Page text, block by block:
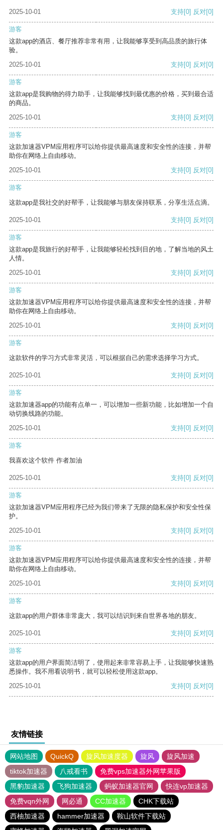
2025-10-01 支持[0] 反对[0]
游客
这款app的酒店、餐厅推荐非常有用，让我能够享受到高品质的旅行体
验。
2025-10-01
支持[0] 反对[0]
游客
这款app是我购物的得力助手，让我能够找到最优惠的价格，买到最合适
的商品。
2025-10-01
支持[0] 反对[0]
游客
这款加速器VPM应用程序可以给你提供最高速度和安全性的连接，并帮
助你在网络上自由移动。
2025-10-01
支持[0] 反对[0]
游客
这款app是我社交的好帮手，让我能够与朋友保持联系，分享生活点滴。
2025-10-01 支持[0] 反对[0]
游客
这款app是我旅行的好帮手，让我能够轻松找到目的地，了解当地的风土
人情。
2025-10-01
支持[0] 反对[0]
游客
这款加速器VPM应用程序可以给你提供最高速度和安全性的连接，并帮
助你在网络上自由移动。
2025-10-01
支持[0] 反对[0]
游客
这款软件的学习方式非常灵活，可以根据自己的需求选择学习方式。
2025-10-01 支持[0] 反对[0]
游客
这款加速器app的功能有点单一，可以增加一些新功能，比如增加一个自
动切换线路的功能。
2025-10-01
支持[0] 反对[0]
游客
我喜欢这个软件 作者加油
2025-10-01 支持[0] 反对[0]
游客
这款加速器VPM应用程序已经为我们带来了无限的隐私保护和安全性保
护。
2025-10-01
支持[0] 反对[0]
游客
这款加速器VPM应用程序可以给你提供最高速度和安全性的连接，并帮
助你在网络上自由移动。
2025-10-01
支持[0] 反对[0]
游客
这款app的用户群体非常庞大，我可以结识到来自世界各地的朋友。
2025-10-01 支持[0] 反对[0]
游客
这款app的用户界面简洁明了，使用起来非常容易上手，让我能够快速熟
悉操作。我不用看说明书，就可以轻松使用这款app。
2025-10-01
支持[0] 反对[0]
友情链接
网站地图 QuickQ 旋风加速度器 旋风
旋风加速
tiktok加速器
八戒看书
免费vps加速器外网苹果版
黑豹加速器
飞狗加速器 蚂蚁加速器官网
快连vp加速器
免费vqn外网
网必通 CC加速器
CHK下载站
西柚加速器
hammer加速器
鞍山软件下载站